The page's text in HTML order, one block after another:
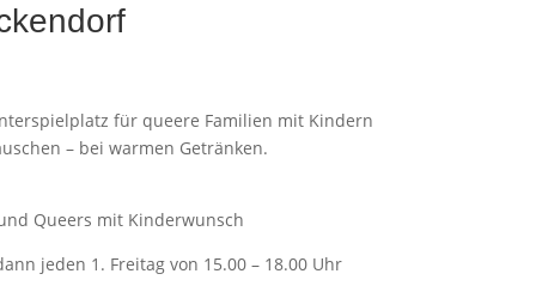
für queere Familien mit Kindern
– bei warmen Getränken.
Queers mit Kinderwunsch
jeden 1. Freitag von 15.00 – 18.00 Uhr